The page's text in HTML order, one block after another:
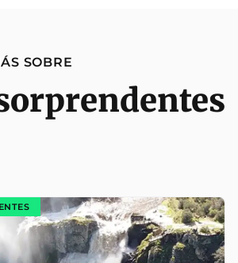
SOBRE